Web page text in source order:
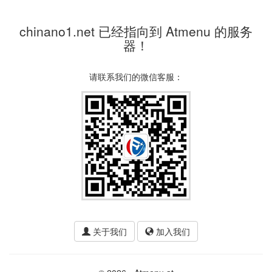
chinano1.net 已经指向到 Atmenu 的服务
器！
请联系我们的微信客服：
关于我们 加入我们